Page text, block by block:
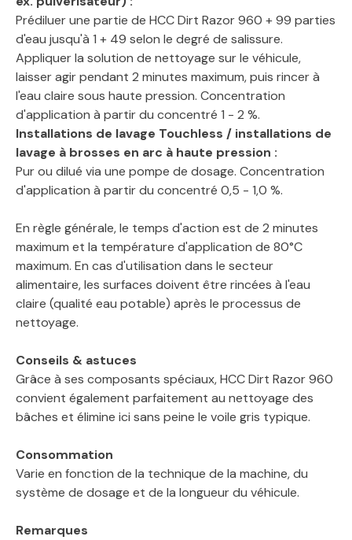
Prédiluer une partie de HCC Dirt Razor 960 + 99 parties
d'eau jusqu'à 1 + 49 selon le degré de salissure.
Appliquer la solution de nettoyage sur le véhicule,
laisser agir pendant 2 minutes maximum, puis rincer à
l'eau claire sous haute pression. Concentration
d'application à partir du concentré 1 - 2 %.
Installations de lavage Touchless / installations de
lavage à brosses en arc à haute pression :
Pur ou dilué via une pompe de dosage. Concentration
d'application à partir du concentré 0,5 - 1,0 %.
En règle générale, le temps d'action est de 2 minutes
maximum et la température d'application de 80°C
maximum. En cas d'utilisation dans le secteur
alimentaire, les surfaces doivent être rincées à l'eau
claire (qualité eau potable) après le processus de
nettoyage.
Conseils & astuces
Grâce à ses composants spéciaux, HCC Dirt Razor 960
convient également parfaitement au nettoyage des
bâches et élimine ici sans peine le voile gris typique.
Consommation
Varie en fonction de la technique de la machine, du
système de dosage et de la longueur du véhicule.
Remarques